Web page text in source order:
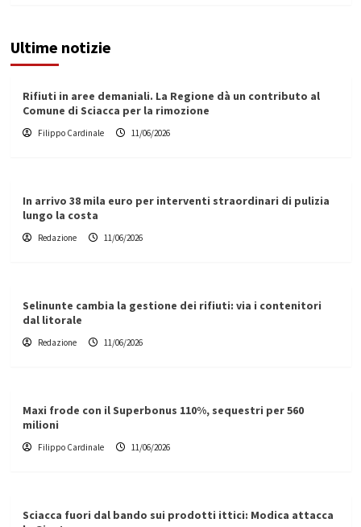
Ultime notizie
Rifiuti in aree demaniali. La Regione dà un contributo al
Comune di Sciacca per la rimozione
Filippo Cardinale 11/06/2026
In arrivo 38 mila euro per interventi straordinari di pulizia
lungo la costa
Redazione 11/06/2026
Selinunte cambia la gestione dei rifiuti: via i contenitori
dal litorale
Redazione 11/06/2026
Maxi frode con il Superbonus 110%, sequestri per 560
milioni
Filippo Cardinale 11/06/2026
Sciacca fuori dal bando sui prodotti ittici: Modica attacca